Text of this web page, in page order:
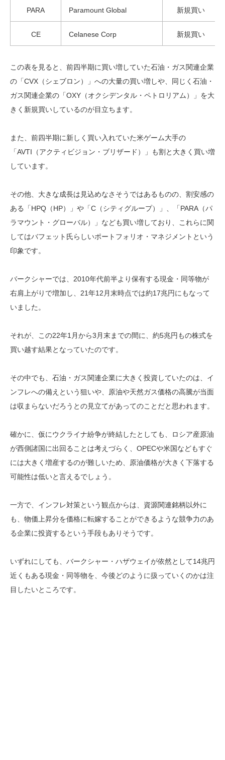
PARA Paramount Global 新規買い
CE Celanese Corp 新規買い
この表を見ると、前四半期に買い増していた石油・ガス関連企業
の「CVX（シェブロン）」への大量の買い増しや、同じく石油・
ガス関連企業の「OXY（オクシデンタル・ペトロリアム）」を大
きく新規買いしているのが目立ちます。
また、前四半期に新しく買い入れていた米ゲーム大手の
「AVTI（アクティビジョン・ブリザード）」も割と大きく買い増
しています。
その他、大きな成長は見込めなさそうではあるものの、割安感の
ある「HPQ（HP）」や「C（シティグループ）」、「PARA（パ
ラマウント・グローバル）」なども買い増しており、これらに関
してはバフェット氏らしいポートフォリオ・マネジメントという
印象です。
バークシャーでは、2010年代前半より保有する現金・同等物が
右肩上がりで増加し、21年12月末時点では約17兆円にもなって
いました。
それが、この22年1月から3月末までの間に、約5兆円もの株式を
買い越す結果となっていたのです。
その中でも、石油・ガス関連企業に大きく投資していたのは、イ
ンフレへの備えという狙いや、原油や天然ガス価格の高騰が当面
は収まらないだろうとの見立てがあってのことだと思われます。
確かに、仮にウクライナ紛争が終結したとしても、ロシア産原油
が西側諸国に出回ることは考えづらく、OPECや米国などもすぐ
には大きく増産するのが難しいため、原油価格が大きく下落する
可能性は低いと言えるでしょう。
一方で、インフレ対策という観点からは、資源関連銘柄以外に
も、物価上昇分を価格に転嫁することができるような競争力のあ
る企業に投資するという手段もありそうです。
いずれにしても、バークシャー・ハザウェイが依然として14兆円
近くもある現金・同等物を、今後どのように扱っていくのかは注
目したいところです。